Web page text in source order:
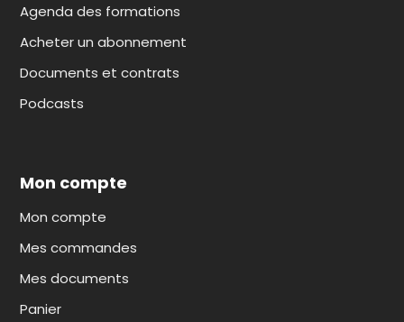
Agenda des formations
Acheter un abonnement
Documents et contrats
Podcasts
Mon compte
Mon compte
Mes commandes
Mes documents
Panier